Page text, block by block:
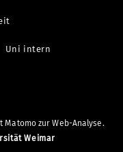
Uni intern
Matomo zur Web-Analyse.
Weimar